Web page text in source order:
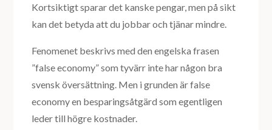
Kortsiktigt sparar det kanske pengar, men på sikt
kan det betyda att du jobbar och tjänar mindre.
Fenomenet beskrivs med den engelska frasen
”false economy” som tyvärr inte har någon bra
svensk översättning. Men i grunden är false
economy en besparingsåtgärd som egentligen
leder till högre kostnader.